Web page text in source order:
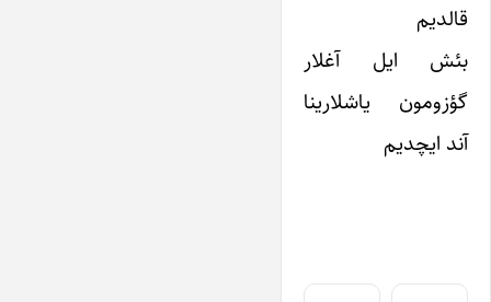
قالدیم
بئش ایل آغلار
گؤزومون یاشلارینا
آند ایچدیم